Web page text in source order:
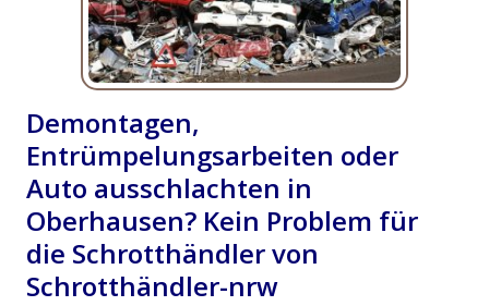
Demontagen,
Entrümpelungsarbeiten oder
Auto ausschlachten in
Oberhausen? Kein Problem für
die Schrotthändler von
Schrotthändler-nrw